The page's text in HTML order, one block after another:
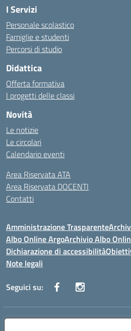
I Servizi
Personale scolastico
Famiglie e studenti
Percorsi di studio
Didattica
Offerta formativa
I progetti delle classi
Novità
Le notizie
Le circolari
Calendario eventi
Area Riservata ATA
Area Riservata DOCENTI
Contatti
Amministrazione Trasparente
Albo Online ArgoArchivio Albo
Dichiarazione di accessibilità
Note legali
Seguici su:
Indirizzo: